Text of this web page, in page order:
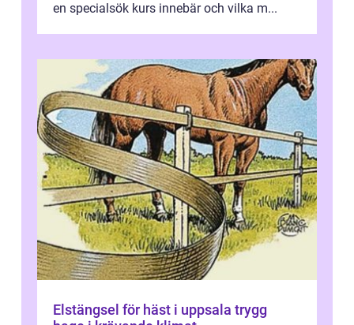
en specialsök kurs innebär och vilka m...
Elstängsel för häst i uppsala trygg